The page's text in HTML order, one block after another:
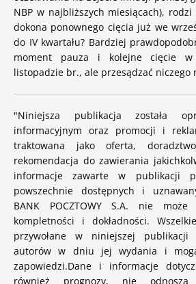
NBP w najbliższych miesiącach),
dokona ponownego cięcia już we
do IV kwartału? Bardziej
moment pauza i kolejne cięcie w
listopadzie br., ale przesądzać niczego
"Niniejsza publikacja została
informacyjnym oraz promocji i
traktowana jako oferta,
rekomendacja do zawierania
informacje zawarte w publikacji
powszechnie dostępnych i
BANK POCZTOWY S.A. nie może
kompletności i dokładności.
przywołane w niniejszej
autorów w dniu jej wydania i
zapowiedzi.Dane i informacje
również prognozy, nie